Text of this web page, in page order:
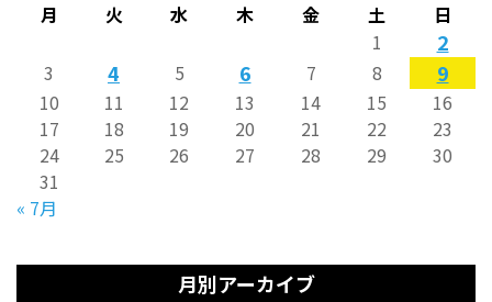
月
火 水 木 金 土 日
« 7月
1 2
3 4 5 6 7 8 9
10 11 12 13 14 15
16
17
18 19 20 21 22
23
24
25 26 27 28 29
30
31
月別アーカイブ